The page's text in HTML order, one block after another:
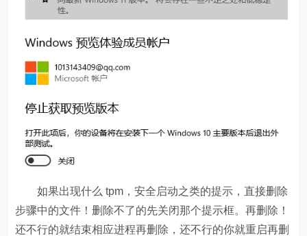
如果出现什么 tpm，安全启动之类的提示，直接删除
步骤中的文件！删除不了的先关闭那个提示框。再删除！
还不行的就结束相应进程再删除，还不行的你就重启再删